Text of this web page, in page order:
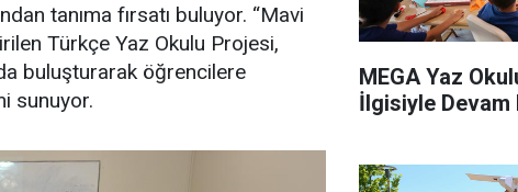
tanıma fırsatı buluyor. “Mavi
Türkçe Yaz Okulu Projesi,
buluşturarak öğrencilere
sunuyor.
MEGA Yaz
İlgisiyle Devam